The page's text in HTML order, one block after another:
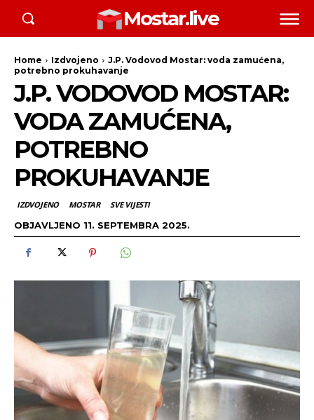
Mostar.live
Home Izdvojeno
J.P. Vodovod Mostar: voda zamućena,
potrebno prokuhavanje
J.P. VODOVOD MOSTAR:
VODA ZAMUĆENA,
POTREBNO
PROKUHAVANJE
IZDVOJENO MOSTAR SVE VIJESTI
OBJAVLJENO 11. SEPTEMBRA 2025.